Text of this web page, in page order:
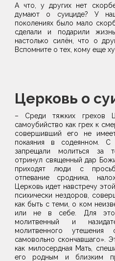
А что, у других нет
думают о суициде? У
поколениях было мало
сделали и подарили
настолько силён, что о
Вспомните о тех, кому еще
Церковь о
– Среди тяжких грехов
самоубийство как грех к
совершивший его не
покаяния в содеянном. С
запрещали молиться за
отринул священный дар
приходят люди с
отпевание сродника,
Церковь идет навстречу
психически нездоров,
как быть с теми, о ком
или не в себе. Для
молитвенный и
молитвенного
самовольно скончавшаго».
как милосердная Мать,
его родным и близким